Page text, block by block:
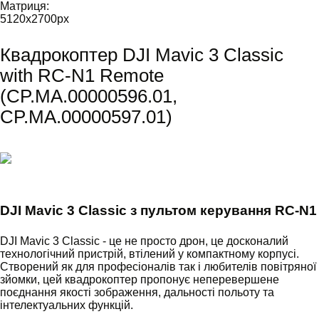
Матриця:
5120x2700px
Квадрокоптер DJI Mavic 3 Classic
with RC-N1 Remote
(CP.MA.00000596.01,
CP.MA.00000597.01)
DJI Mavic 3 Classic з пультом керування RC-N1
DJI Mavic 3 Classic - це не просто дрон, це досконалий
технологічний пристрій, втілений у компактному корпусі.
Створений як для професіоналів так і любителів повітряної
зйомки, цей квадрокоптер пропонує неперевершене
поєднання якості зображення, дальності польоту та
інтелектуальних функцій.